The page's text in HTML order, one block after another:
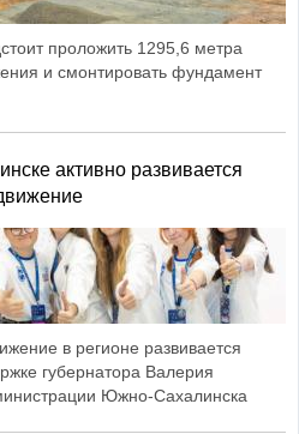
проложить 1295,6 метра
и смонтировать фундамент
активно развивается
в регионе развивается
губернатора Валерия
Южно-Сахалинска